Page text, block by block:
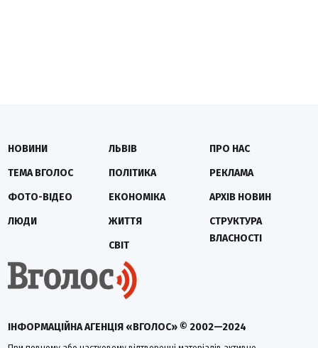
ІНФОРМАЦІЙНА АГЕНЦІЯ «ВГОЛОС» © 2002—2024
НОВИНИ
ТЕМА ВГОЛОС
ФОТО-ВІДЕО
ЛЮДИ
ЛЬВІВ
ПОЛІТИКА
ЕКОНОМІКА
ЖИТТЯ
СВІТ
ПРО НАС
РЕКЛАМА
АРХІВ НОВИН
СТРУКТУРА
ВЛАСНОСТІ